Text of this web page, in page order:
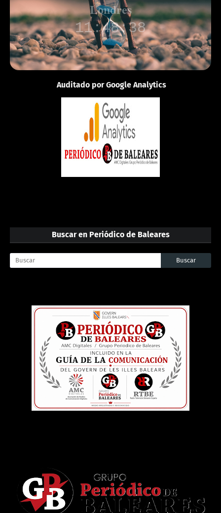
Londres
11:48:38
Auditado por Google Analytics
Buscar en Periódico de Baleares